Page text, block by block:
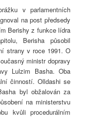
v parlamentních
na post předsedy
Berishy z funkce lídra
Berisha působil
strany v roce 1991. O
ministr dopravy
Lulzim Basha. Oba
činností. Olldashi se
byl obžalován za
na ministerstvu
kvůli procedurálním